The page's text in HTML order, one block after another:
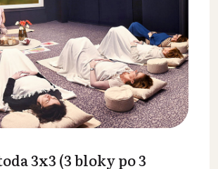
3x3 (3 bloky po 3